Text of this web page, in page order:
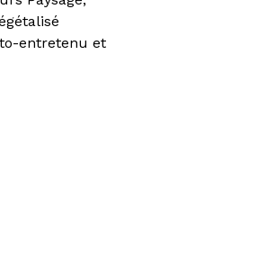
entretenu et